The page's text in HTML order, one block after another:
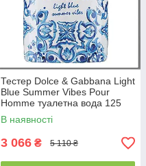
Тестер Dolce & Gabbana Light
Blue Summer Vibes Pour
Homme туалетна вода 125
ml. Лайт Блю Саммер Вайбс
Пур Хом
В наявності
3 066 ₴ 5 110 ₴